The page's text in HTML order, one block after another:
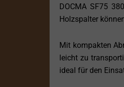
DOCMA SF75
Holzspalter
Mit kompakten
leicht zu
ideal für den